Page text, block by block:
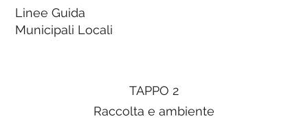
Linee Guida
Municipali Locali
TAPPO 2
Raccolta e ambiente